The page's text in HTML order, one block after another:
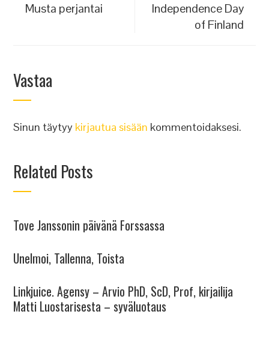
Musta perjantai
Independence Day
of Finland
Vastaa
Sinun täytyy kirjautua sisään kommentoidaksesi.
Related Posts
Tove Janssonin päivänä Forssassa
Unelmoi, Tallenna, Toista
Linkjuice. Agensy – Arvio PhD, ScD, Prof, kirjailija
Matti Luostarisesta – syväluotaus